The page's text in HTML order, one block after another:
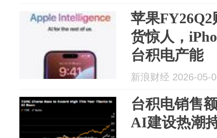
苹果
货惊人，
台积电产能
新浪财经 2026-05-
台积电销售
AI建设热潮